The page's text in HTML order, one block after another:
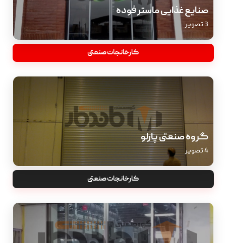
صنایع غذایی ماستر فوده
3 تصویر
کارخانجات صنعتی
گروه صنعتی پارلو
4 تصویر
کارخانجات صنعتی